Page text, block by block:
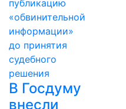
В Госдуму
внесли